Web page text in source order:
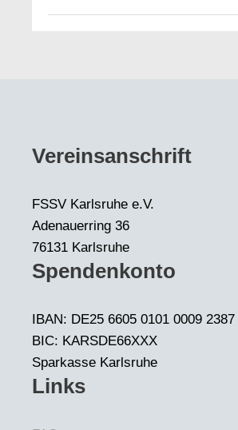
Vereinsanschrift
FSSV Karlsruhe e.V.
Adenauerring 36
76131 Karlsruhe
Spendenkonto
IBAN: DE25 6605 0101 0009 2387
BIC: KARSDE66XXX
Sparkasse Karlsruhe
Links